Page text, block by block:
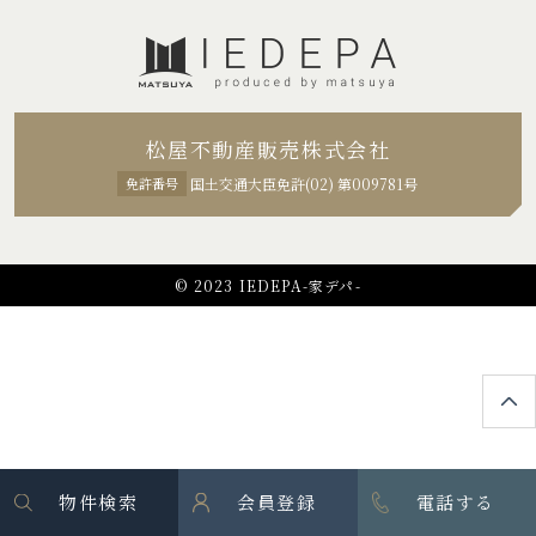
松屋不動産販売株式会社
免許番号 国土交通大臣免許(02) 第009781号
© 2023 IEDEPA-家デパ-
物件検索 会員登録 電話する